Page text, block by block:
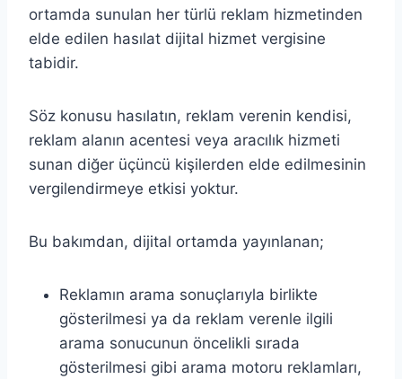
ortamda sunulan her türlü reklam hizmetinden
elde edilen hasılat dijital hizmet vergisine
tabidir.
Söz konusu hasılatın, reklam verenin kendisi,
reklam alanın acentesi veya aracılık hizmeti
sunan diğer üçüncü kişilerden elde edilmesinin
vergilendirmeye etkisi yoktur.
Bu bakımdan, dijital ortamda yayınlanan;
Reklamın arama sonuçlarıyla birlikte
gösterilmesi ya da reklam verenle ilgili
arama sonucunun öncelikli sırada
gösterilmesi gibi arama motoru reklamları,